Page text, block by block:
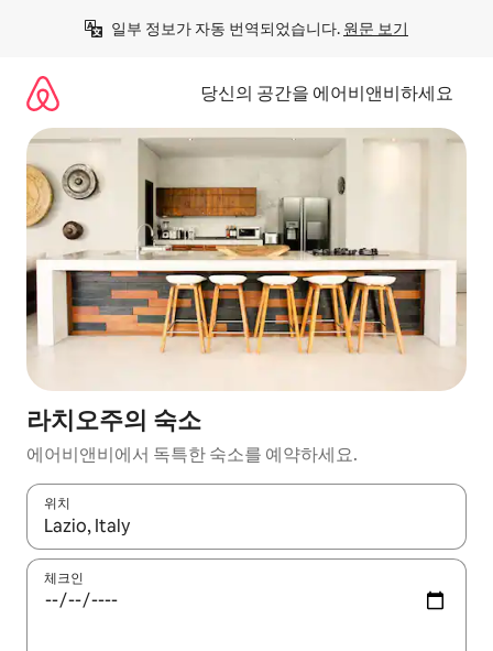
일부 정보가 자동 번역되었습니다. 원문 보기
당신의 공간을 에어비앤비하세요
라치오주의 숙소
에어비앤비에서 독특한 숙소를 예약하세요.
위치
결과가 나오면 위·아래 화살표 키를 사용하거나 터치 또는 스와이
체크인